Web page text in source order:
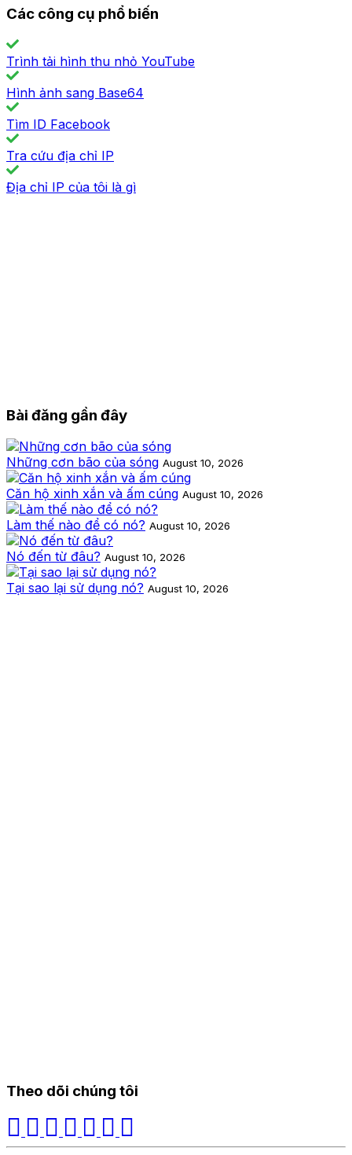
Các công cụ phổ biến
Trình tải hình thu nhỏ YouTube
Hình ảnh sang Base64
Tìm ID Facebook
Tra cứu địa chỉ IP
Địa chỉ IP của tôi là gì
Bài đăng gần đây
Những cơn bão của sóng August 10, 2026
Căn hộ xinh xắn và ấm cúng August 10, 2026
Làm thế nào để có nó? August 10, 2026
Nó đến từ đâu? August 10, 2026
Tại sao lại sử dụng nó? August 10, 2026
Theo dõi chúng tôi